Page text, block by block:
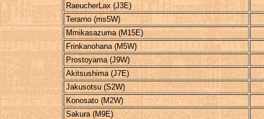
RaeucherLax (J3E)
Terarno (ms5W)
Mmikasazuma (M15E)
Frinkanohana (M5W)
Prostoyama (J9W)
Akitsushima (J7E)
Jakusotsu (S2W)
Konosato (M2W)
Sakura (M9E)